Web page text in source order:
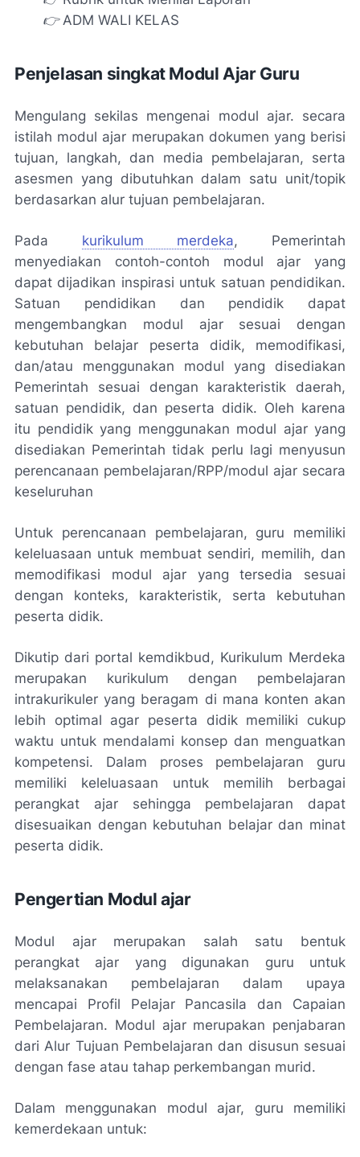
👉 ADM WALI KELAS
Penjelasan singkat Modul Ajar Guru
Mengulang sekilas mengenai modul ajar. secara
istilah modul ajar merupakan dokumen yang berisi
tujuan, langkah, dan media pembelajaran, serta
asesmen yang dibutuhkan dalam satu unit/topik
berdasarkan alur tujuan pembelajaran.
Pada kurikulum merdeka, Pemerintah
menyediakan contoh-contoh modul ajar yang
dapat dijadikan inspirasi untuk satuan pendidikan.
Satuan pendidikan dan pendidik dapat
mengembangkan modul ajar sesuai dengan
kebutuhan belajar peserta didik, memodifikasi,
dan/atau menggunakan modul yang disediakan
Pemerintah sesuai dengan karakteristik daerah,
satuan pendidik, dan peserta didik. Oleh karena
itu pendidik yang menggunakan modul ajar yang
disediakan Pemerintah tidak perlu lagi menyusun
perencanaan pembelajaran/RPP/modul ajar secara
keseluruhan
Untuk perencanaan pembelajaran, guru memiliki
keleluasaan untuk membuat sendiri, memilih, dan
memodifikasi modul ajar yang tersedia sesuai
dengan konteks, karakteristik, serta kebutuhan
peserta didik.
Dikutip dari portal kemdikbud, Kurikulum Merdeka
merupakan kurikulum dengan pembelajaran
intrakurikuler yang beragam di mana konten akan
lebih optimal agar peserta didik memiliki cukup
waktu untuk mendalami konsep dan menguatkan
kompetensi. Dalam proses pembelajaran guru
memiliki keleluasaan untuk memilih berbagai
perangkat ajar sehingga pembelajaran dapat
disesuaikan dengan kebutuhan belajar dan minat
peserta didik.
Pengertian Modul ajar
Modul ajar merupakan salah satu bentuk
perangkat ajar yang digunakan guru untuk
melaksanakan pembelajaran dalam upaya
mencapai Profil Pelajar Pancasila dan Capaian
Pembelajaran. Modul ajar merupakan penjabaran
dari Alur Tujuan Pembelajaran dan disusun sesuai
dengan fase atau tahap perkembangan murid.
Dalam menggunakan modul ajar, guru memiliki
kemerdekaan untuk: